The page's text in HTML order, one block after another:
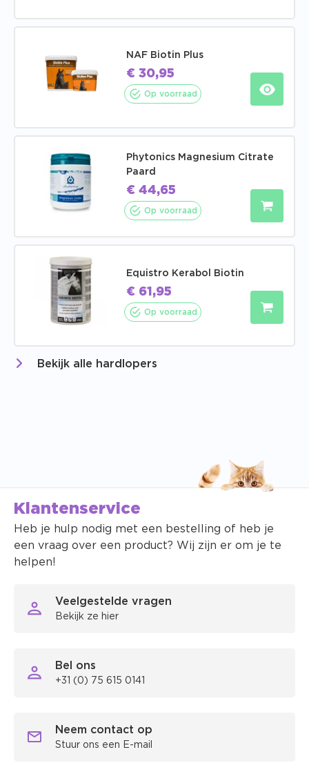
NAF Biotin Plus
€ 30,95
Op voorraad
Phytonics Magnesium Citrate
Paard
€ 44,65
Op voorraad
Equistro Kerabol Biotin
€ 61,95
Op voorraad
Bekijk alle hardlopers
Klantenservice
Heb je hulp nodig met een bestelling of heb je
een vraag over een product? Wij zijn er om je te
helpen!
Veelgestelde vragen
Bekijk ze hier
Bel ons
+31 (0) 75 615 0141
Neem contact op
Stuur ons een E-mail